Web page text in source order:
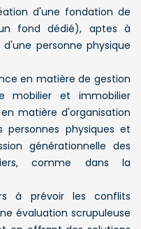
d'une fondation de
fond dédié), aptes à
personne physique
en matière de gestion
mobilier et immobilier
matière d'organisation
physiques et
générationnelle des
comme dans la
à prévoir les conflits
évaluation scrupuleuse